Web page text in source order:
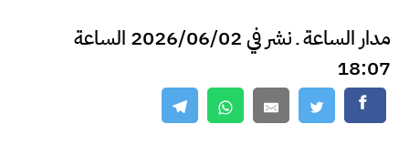
مدار الساعة ـ نشر في 2026/06/02 الساعة
18:07